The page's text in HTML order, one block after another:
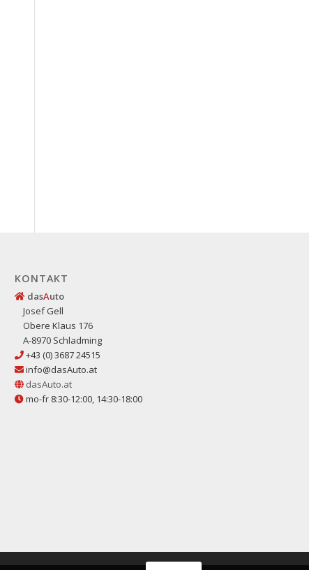
KONTAKT
dasAuto
Josef Gell
Obere Klaus 176
A-8970 Schladming
+43 (0) 3687 24515
info@dasAuto.at
dasAuto.at
mo-fr 8:30-12:00, 14:30-18:00